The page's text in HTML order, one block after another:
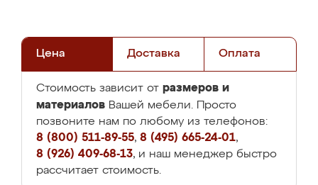
Цена Доставка Оплата
Стоимость зависит от размеров и
материалов Вашей мебели. Просто
позвоните нам по любому из телефонов:
8 (800) 511-89-55, 8 (495) 665-24-01,
8 (926) 409-68-13, и наш менеджер быстро
рассчитает стоимость.